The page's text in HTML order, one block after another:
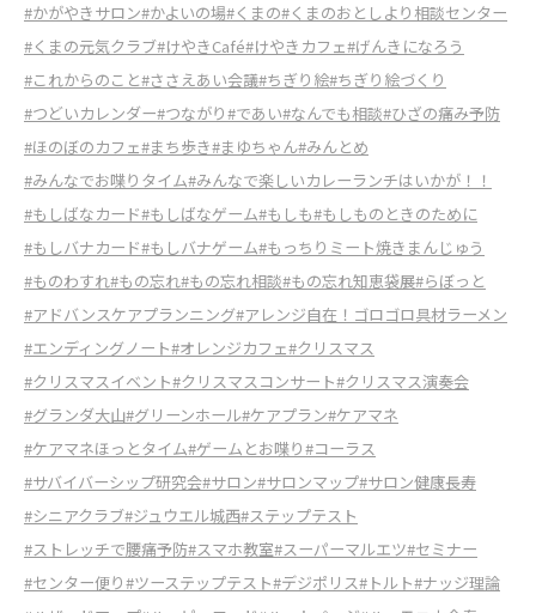
#かがやきサロン#かよいの場#くまの#くまのおとしより相談センター
#くまの元気クラブ#けやきCafé#けやきカフェ#げんきになろう
#これからのこと#ささえあい会議#ちぎり絵#ちぎり絵づくり
#つどいカレンダー#つながり#であい#なんでも相談#ひざの痛み予防
#ほのぼのカフェ#まち歩き#まゆちゃん#みんとめ
#みんなでお喋りタイム#みんなで楽しいカレーランチはいかが！！
#もしばなカード#もしばなゲーム#もしも#もしものときのために
#もしバナカード#もしバナゲーム#もっちりミート焼きまんじゅう
#ものわすれ#もの忘れ#もの忘れ相談#もの忘れ知恵袋展#らぼっと
#アドバンスケアプランニング#アレンジ自在！ゴロゴロ具材ラーメン
#エンディングノート#オレンジカフェ#クリスマス
#クリスマスイベント#クリスマスコンサート#クリスマス演奏会
#グランダ大山#グリーンホール#ケアプラン#ケアマネ
#ケアマネほっとタイム#ゲームとお喋り#コーラス
#サバイバーシップ研究会#サロン#サロンマップ#サロン健康長寿
#シニアクラブ#ジュウエル城西#ステップテスト
#ストレッチで腰痛予防#スマホ教室#スーパーマルエツ#セミナー
#センター便り#ツーステップテスト#デジポリス#トルト#ナッジ理論